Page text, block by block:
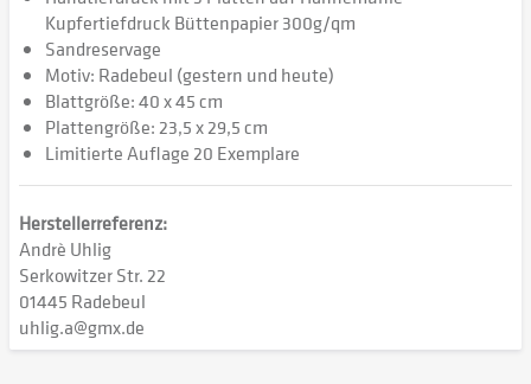
Kupfertiefdruck Büttenpapier 300g/qm
Sandreservage
Motiv: Radebeul (gestern und heute)
Blattgröße: 40 x 45 cm
Plattengröße: 23,5 x 29,5 cm
Limitierte Auflage 20 Exemplare
Herstellerreferenz:
Andrè Uhlig
Serkowitzer Str. 22
01445 Radebeul
uhlig.a@gmx.de